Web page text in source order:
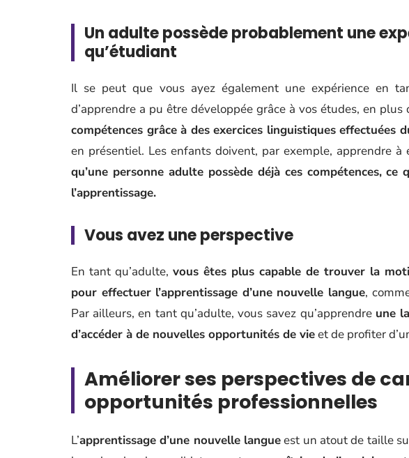
Un adulte possède probablement une
qu’étudiant
Il se peut que vous ayez également une expérience en
d’apprendre a pu être développée grâce à vos études, en plus
compétences grâce à des exercices linguistiques effectuées
en présentiel. Les enfants doivent, par exemple, apprendre à
qu’une personne adulte possède déjà ces compétences,
l’apprentissage.
Vous avez une perspective
En tant qu’adulte, vous êtes plus capable de trouver la
pour effectuer l’apprentissage d’une nouvelle langue,
Par ailleurs, en tant qu’adulte, vous savez qu’apprendre une
d’accéder à de nouvelles opportunités de vieet de profiter
Améliorer ses perspectives de
opportunités professionnelles
L’apprentissage d’une nouvelle langueest un atout de taille